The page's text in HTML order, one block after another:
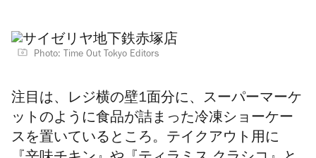
Photo: Time Out Tokyo Editors
注目は、レジ横の壁1面分に、 スーパーマーケ
ットのように食品が詰まった冷凍ショーケー
スを置いているところ。 テイクアウト用に